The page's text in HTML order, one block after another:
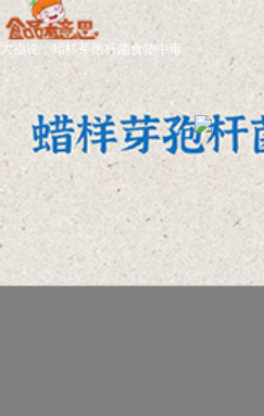
大福说：蜡样芽孢杆菌食物中毒